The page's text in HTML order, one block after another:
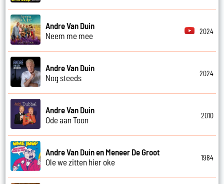
Andre Van Duin
Neem me mee
2024
Andre Van Duin
Nog steeds
2024
Andre Van Duin
Ode aan Toon
2010
Andre Van Duin en Meneer De Groot
Ole we zitten hier oke
1984